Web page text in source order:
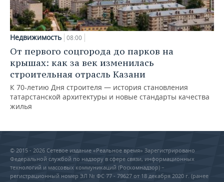
Недвижимость 08:00
От первого соцгорода до парков на
крышах: как за век изменилась
строительная отрасль Казани
К 70-летию Дня строителя — история становления
татарстанской архитектуры и новые стандарты качества
жилья
© 2015 - 2026 Сетевое издание «Реальное время» Зарегистрировано
Федеральной службой по надзору в сфере связи, информационных
технологий и массовых коммуникаций (Роскомнадзор) –
регистрационный номер ЭЛ № ФС 77 - 79627 от 18 декабря 2020 г. (ранее